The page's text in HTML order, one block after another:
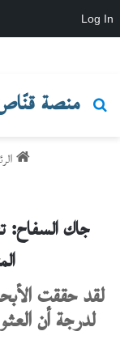
Log In
منصة قنّاص
بحث عن
جاك
لقد حققت
لدرجة أن